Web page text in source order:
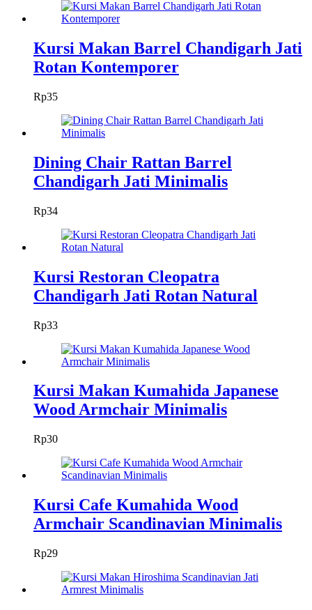
Kursi Makan Barrel Chandigarh Jati
Rotan Kontemporer
Rp35
Dining Chair Rattan Barrel
Chandigarh Jati Minimalis
Rp34
Kursi Restoran Cleopatra
Chandigarh Jati Rotan Natural
Rp33
Kursi Makan Kumahida Japanese
Wood Armchair Minimalis
Rp30
Kursi Cafe Kumahida Wood
Armchair Scandinavian Minimalis
Rp29